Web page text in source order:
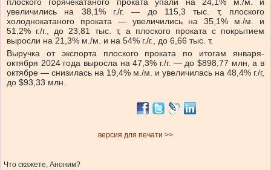
плоского горячекатаного проката упали на 24,1% м./м. и
увеличились на 38,1% г./г. — до 115,3 тыс. т, плоского
холоднокатаного проката — увеличились на 35,1% м./м. и
51,2% г./г., до 23,81 тыс. т, а плоского проката с покрытием
выросли на 21,3% м./м. и на 54% г./г., до 6,66 тыс. т.
Выручка от экспорта плоского проката по итогам января-
октября 2024 года выросла на 47,3% г./г. — до $898,77 млн, а в
октябре — снизилась на 19,4% м./м. и увеличилась на 48,4% г./г,
до $93,33 млн.
версия для печати >>
Что скажете, Аноним?